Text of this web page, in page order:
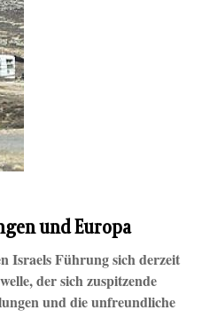
und Europa
Israels Führung sich derzeit
der sich zuspitzende
und die unfreundliche